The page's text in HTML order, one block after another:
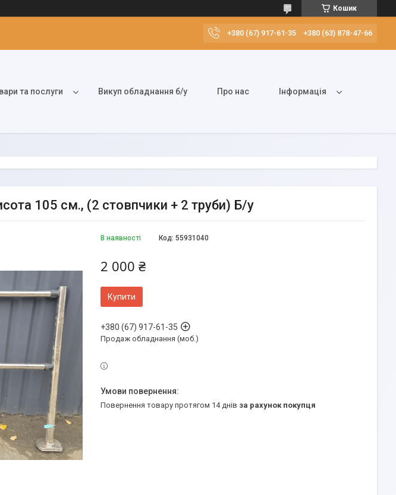
Кошик
+380 (67) 917-61-35 +380 (63) 878-47-66
та послуги Викуп обладнання б/у Про нас Інформація
105 см., (2 стовпчики + 2 труби) Б/у
В наявності Код: 55931040
2 000 ₴
Купити
+380 (67) 917-61-35
Продаж обладнання (моб.)
повернення товару протягом 14 днів за рахунок покупця